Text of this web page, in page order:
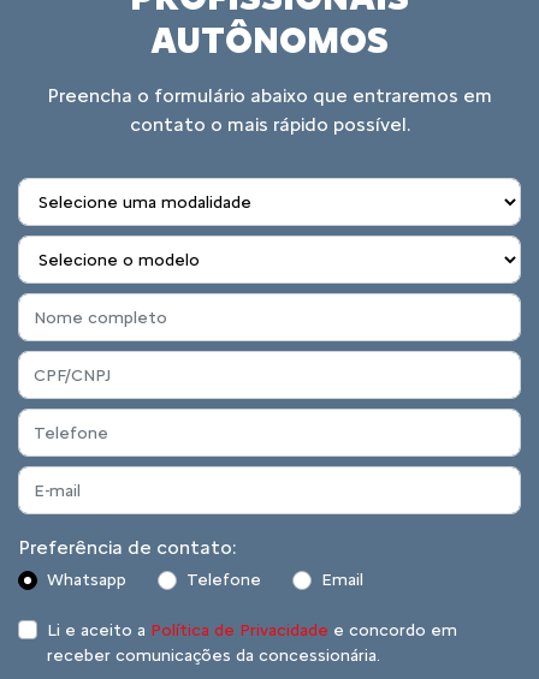
AUTÔNOMOS
Preencha o formulário abaixo que entraremos em
contato o mais rápido possível.
Preferência de contato:
Whatsapp Telefone Email
Li e aceito a Política de Privacidade e concordo em
receber comunicações da concessionária.